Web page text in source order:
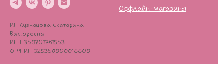
ИП Кузнецова Екатерина
Викторовна
ИНН 350701781553
ОГРНИП 325350000016600
Оффлайн-магазины